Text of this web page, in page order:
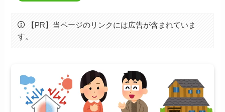
【PR】当ページのリンクには広告が含まれていま
す。